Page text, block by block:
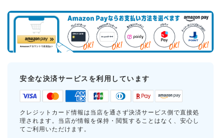
安全な決済サービスを利用しています
クレジットカード情報は当店を通さず決済サービス側で直接処
理されます。当店が情報を保持・閲覧することはなく、安心し
てご利用いただけます。